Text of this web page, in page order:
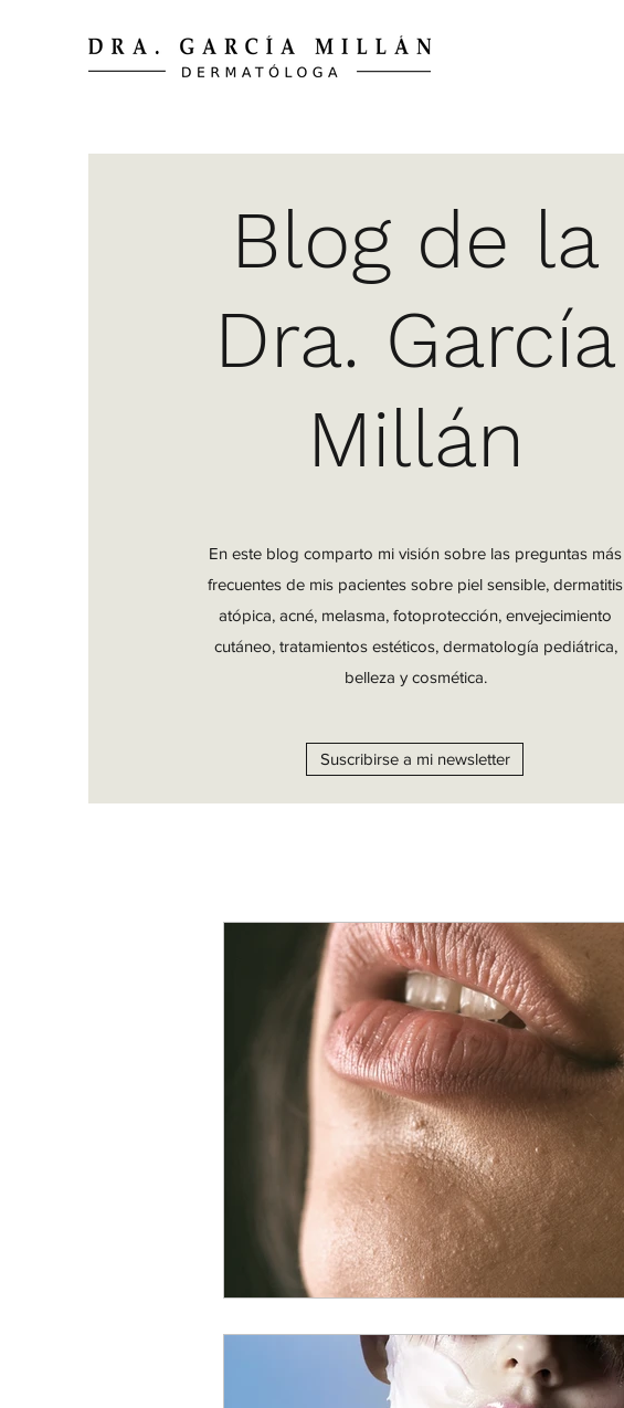
Blog de la
Dra. García
Millán
En este blog comparto mi visión sobre las preguntas más
frecuentes de mis pacientes sobre piel sensible, dermatitis
atópica, acné, melasma, fotoprotección, envejecimiento
cutáneo, tratamientos estéticos, dermatología pediátrica,
belleza y cosmética.
Suscribirse a mi newsletter